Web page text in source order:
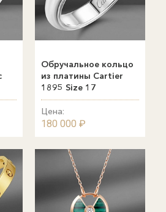
Обручальное кольцо
из платины Cartier
1895 Size 17
Цена:
180 000 ₽